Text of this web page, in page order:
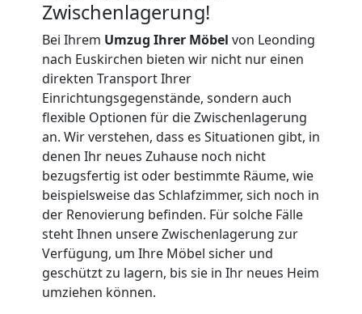
Zwischenlagerung!
Bei Ihrem Umzug Ihrer Möbel von Leonding
nach Euskirchen bieten wir nicht nur einen
direkten Transport Ihrer
Einrichtungsgegenstände, sondern auch
flexible Optionen für die Zwischenlagerung
an. Wir verstehen, dass es Situationen gibt, in
denen Ihr neues Zuhause noch nicht
bezugsfertig ist oder bestimmte Räume, wie
beispielsweise das Schlafzimmer, sich noch in
der Renovierung befinden. Für solche Fälle
steht Ihnen unsere Zwischenlagerung zur
Verfügung, um Ihre Möbel sicher und
geschützt zu lagern, bis sie in Ihr neues Heim
umziehen können.
Möbeltransport
International
Beiladung
National
Beiladung
International